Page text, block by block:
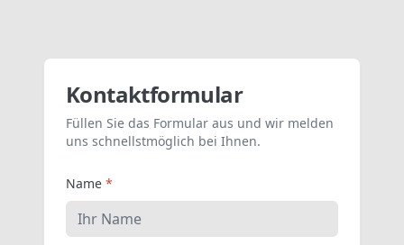
Kontaktformular
Füllen Sie das Formular aus und wir melden
uns schnellstmöglich bei Ihnen.
Name *